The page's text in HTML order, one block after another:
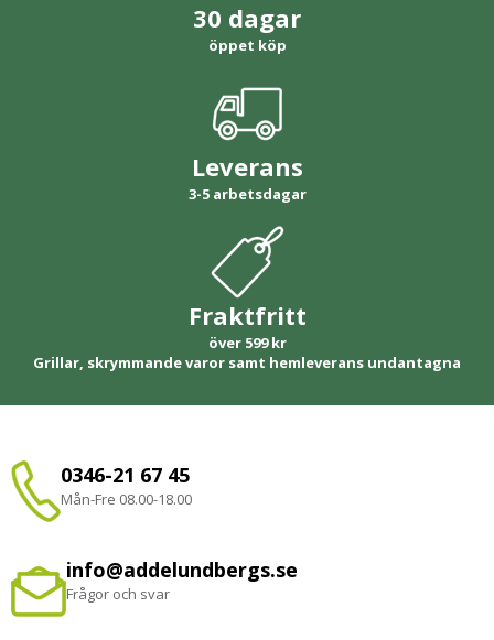
30 dagar
öppet köp
Leverans
3-5 arbetsdagar
Fraktfritt
över 599 kr
Grillar, skrymmande varor samt hemleverans undantagna
0346-21 67 45
Mån-Fre 08.00-18.00
info@addelundbergs.se
Frågor och svar